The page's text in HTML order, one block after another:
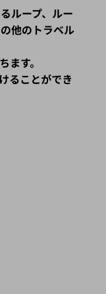
ループ、ルー
他のトラベル
す。
ることができ